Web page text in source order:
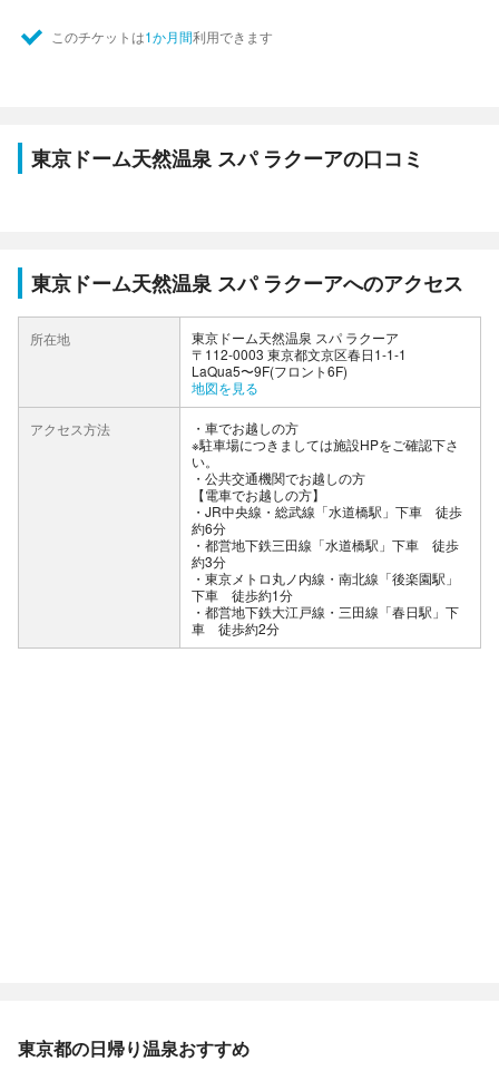
このチケットは1か月間利用できます
東京ドーム天然温泉 スパ ラクーアの口コミ
東京ドーム天然温泉 スパ ラクーアへのアクセス
所在地
東京ドーム天然温泉 スパ ラクーア
〒112-0003 東京都文京区春日1-1-1
LaQua5〜9F(フロント6F)
地図を見る
アクセス方法
車でお越しの方
※駐車場につきましては施設HPをご確認下さ
い。
公共交通機関でお越しの方
【電車でお越しの方】
・JR中央線・総武線「水道橋駅」下車 徒歩
約6分
・都営地下鉄三田線「水道橋駅」下車 徒歩
約3分
・東京メトロ丸ノ内線・南北線「後楽園駅」
下車 徒歩約1分
・都営地下鉄大江戸線・三田線「春日駅」下
車 徒歩約2分
東京都の日帰り温泉おすすめ